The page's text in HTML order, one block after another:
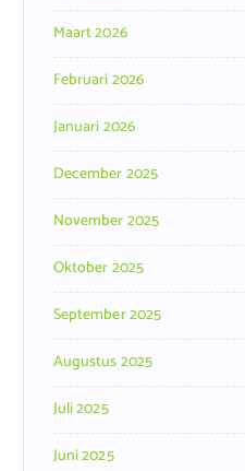
Maart 2026
Februari 2026
Januari 2026
December 2025
November 2025
Oktober 2025
September 2025
Augustus 2025
Juli 2025
Juni 2025